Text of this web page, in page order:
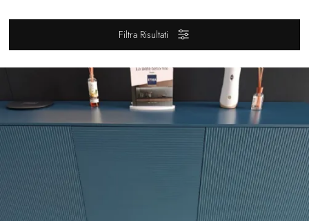
Filtra Risultati